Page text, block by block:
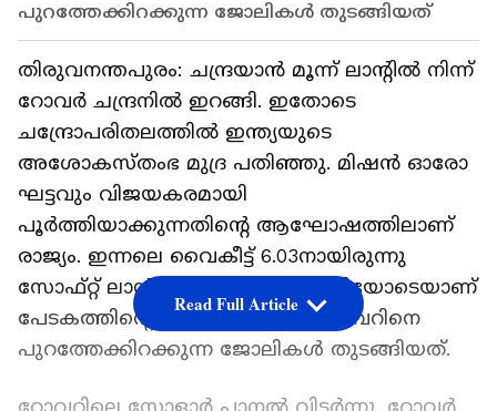
പുറത്തേക്കിറക്കുന്ന ജോലികൾ തുടങ്ങിയത്
തിരുവനന്തപുരം: ചന്ദ്രയാൻ മൂന്ന് ലാന്റിൽ നിന്ന്
റോവർ ചന്ദ്രനിൽ ഇറങ്ങി. ഇതോടെ
ചന്ദ്രോപരിതലത്തിൽ ഇന്ത്യയുടെ
അശോകസ്തംഭ മുദ്ര പതിഞ്ഞു. മിഷൻ ഓരോ
ഘട്ടവും വിജയകരമായി
പൂർത്തിയാക്കുന്നതിന്റെ ആഘോഷത്തിലാണ്
രാജ്യം. ഇന്നലെ വൈകീട്ട് 6.03നായിരുന്നു
സോഫ്റ്റ് ലാൻഡിങ്ങ്. രാത്രി 9 മണിയോടെയാണ്
പേടകത്തിന്‍റെ വാതിൽ തുറന്ന് റോവറിനെ
പുറത്തേക്കിറക്കുന്ന ജോലികൾ തുടങ്ങിയത്.
Read Full Article